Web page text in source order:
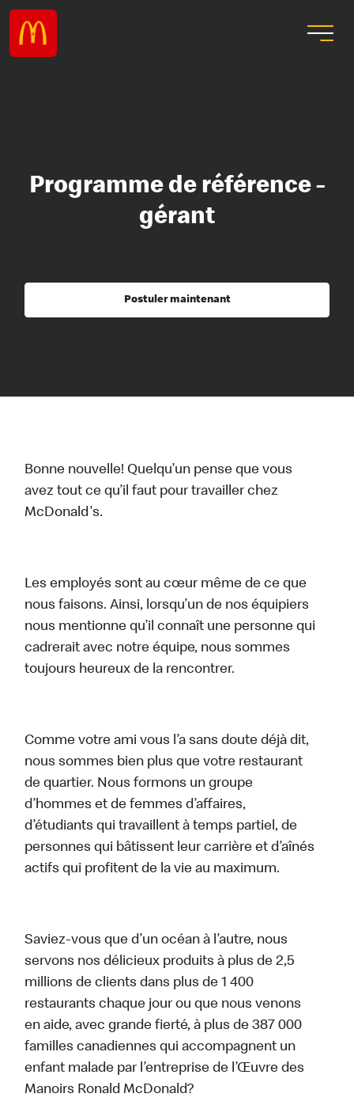
Programme de référence -
gérant
Postuler maintenant
Bonne nouvelle! Quelqu’un pense que vous
avez tout ce qu’il faut pour travailler chez
McDonald's.
Les employés sont au cœur même de ce que
nous faisons. Ainsi, lorsqu’un de nos équipiers
nous mentionne qu’il connaît une personne qui
cadrerait avec notre équipe, nous sommes
toujours heureux de la rencontrer.
Comme votre ami vous l’a sans doute déjà dit,
nous sommes bien plus que votre restaurant
de quartier. Nous formons un groupe
d’hommes et de femmes d’affaires,
d’étudiants qui travaillent à temps partiel, de
personnes qui bâtissent leur carrière et d’aînés
actifs qui profitent de la vie au maximum.
Saviez-vous que d’un océan à l’autre, nous
servons nos délicieux produits à plus de 2,5
millions de clients dans plus de 1 400
restaurants chaque jour ou que nous venons
en aide, avec grande fierté, à plus de 387 000
familles canadiennes qui accompagnent un
enfant malade par l’entreprise de l’Œuvre des
Manoirs Ronald McDonald?